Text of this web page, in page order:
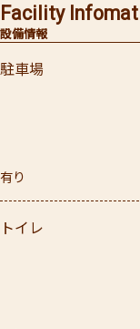
設備情報
Facility
駐車場
有り
トイレ